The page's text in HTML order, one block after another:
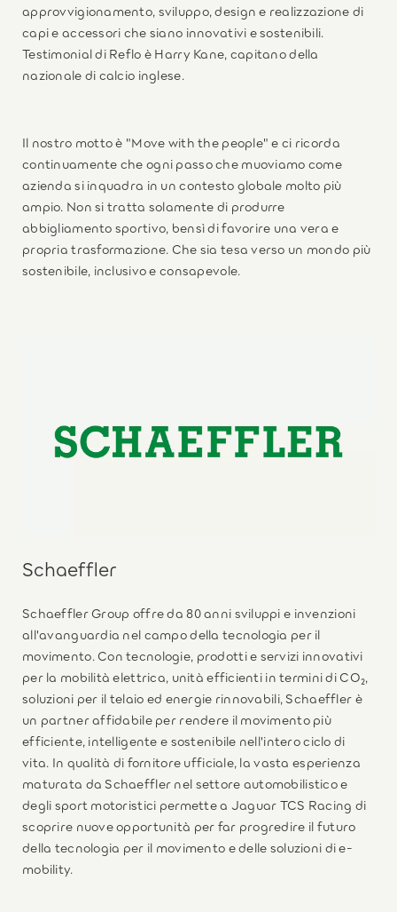
approvvigionamento, sviluppo, design e realizzazione di
capi e accessori che siano innovativi e sostenibili.
Testimonial di Reflo è Harry Kane, capitano della
nazionale di calcio inglese.
Il nostro motto è "Move with the people" e ci ricorda
continuamente che ogni passo che muoviamo come
azienda si inquadra in un contesto globale molto più
ampio. Non si tratta solamente di produrre
abbigliamento sportivo, bensì di favorire una vera e
propria trasformazione. Che sia tesa verso un mondo più
sostenibile, inclusivo e consapevole.
Schaeffler
Schaeffler Group offre da 80 anni sviluppi e invenzioni
all'avanguardia nel campo della tecnologia per il
movimento. Con tecnologie, prodotti e servizi innovativi
per la mobilità elettrica, unità efficienti in termini di CO₂,
soluzioni per il telaio ed energie rinnovabili, Schaeffler è
un partner affidabile per rendere il movimento più
efficiente, intelligente e sostenibile nell'intero ciclo di
vita. In qualità di fornitore ufficiale, la vasta esperienza
maturata da Schaeffler nel settore automobilistico e
degli sport motoristici permette a Jaguar TCS Racing di
scoprire nuove opportunità per far progredire il futuro
della tecnologia per il movimento e delle soluzioni di e-
mobility.